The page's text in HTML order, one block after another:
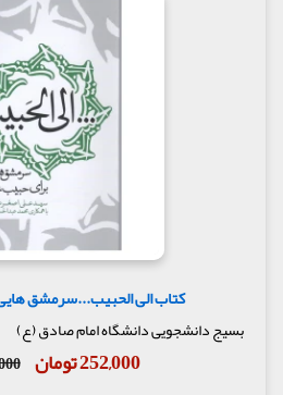
«و امّا الشجاعة فإنّه أنسی الناسّ
محا اسمَ من یأتی بعده، و مقاماتُه
یُضرب بها الامثال إلی یوم
قط، و لا ارتاع من کتیبة و لا بارز
ضربة قطّ فاحتاجت الأولی إلی
(علیه السلام) به گونه ای است که
گذشته را از یادها بُرده، و هم
را به فراموشی سپرده، مقام و
المثل شده است، وی قهرمانی بود
دشمن نکرد، هیچ گاه از انبوه و
کسی روبه رو نشد، جز آن که وی را
(علیه السلام) هرگز بر دشمن
زینب نیز، افزون بر دیگر ویژگی
به نمایش گذاشت؛ وی بارها جان
السلام) را از مرگ نجات داد، و
پسر معاویه اعتنایی نکرد، در حالی
کتاب الی الحبیب...سرمشق
بسیج دانشجویی دانشگاه امام صادق (ع)
252,000 تومان